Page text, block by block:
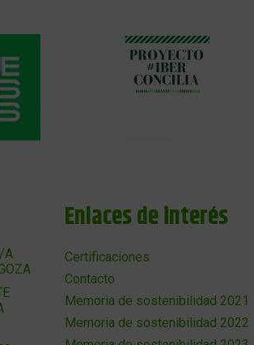
A
Enlaces de interés
Certificaciones
Contacto
Memoria de sostenibilidad 2021
Memoria de sostenibilidad 2022